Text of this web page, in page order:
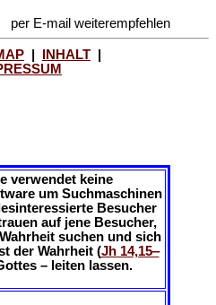
per E-mail weiterempfehlen
INHALT
verwendet keine
um Suchmaschinen
Besucher
auf jene Besucher,
suchen und sich
der Wahrheit (Jh 14,15‒
– leiten lassen.